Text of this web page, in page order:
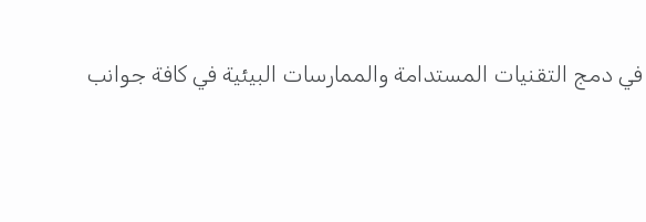
التقنيات المستدامة والممارسات البيئية في كافة جوانب